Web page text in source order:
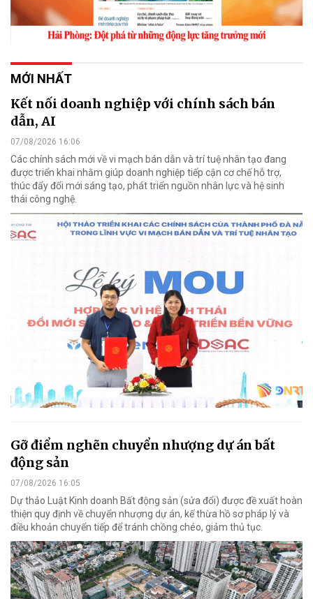
MỚI NHẤT
Kết nối doanh nghiệp với chính sách bán
dẫn, AI
07/08/2026 16:06
Các chính sách mới về vi mạch bán dẫn và trí tuệ nhân tạo đang
được triển khai nhằm giúp doanh nghiệp tiếp cận cơ chế hỗ trợ,
thúc đẩy đổi mới sáng tạo, phát triển nguồn nhân lực và hệ sinh
thái công nghệ.
Gỡ điểm nghẽn chuyển nhượng dự án bất
động sản
07/08/2026 16:05
Dự thảo Luật Kinh doanh Bất động sản (sửa đổi) được đề xuất hoàn
thiện quy định về chuyển nhượng dự án, kế thừa hồ sơ pháp lý và
điều khoản chuyển tiếp để tránh chồng chéo, giảm thủ tục.